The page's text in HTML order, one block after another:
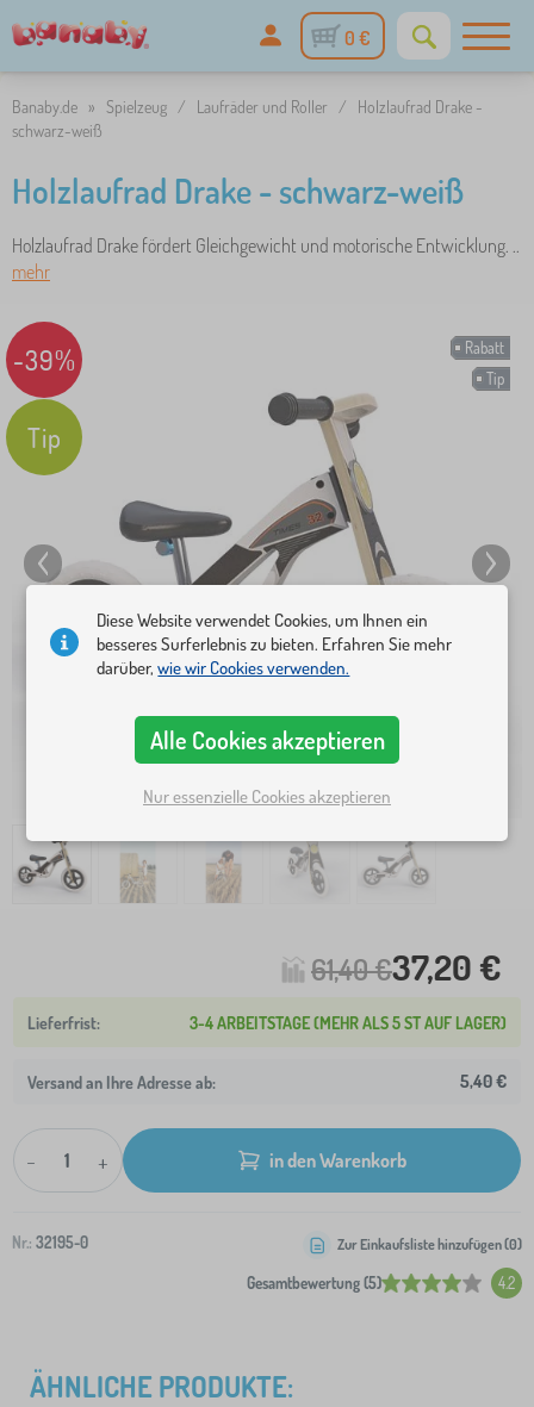
0 €
Banaby.de » Spielzeug / Laufräder und Roller /
Holzlaufrad Drake -
schwarz-weiß
Holzlaufrad Drake - schwarz-weiß
Holzlaufrad Drake fördert Gleichgewicht und motorische Entwicklung. ..
mehr
Rabatt
Tip
-39%
Tip
61,40 €37,20 €
3-4 ARBEITSTAGE (MEHR ALS 5 ST AUF LAGER)
Versand an Ihre Adresse ab: 5,40 €
- + in den Warenkorb
Nr.: 32195-0
Gesamtbewertung (5) 4.2
Zur Einkaufsliste hinzufügen (0)
ÄHNLICHE PRODUKTE:
Diese Website verwendet Cookies, um Ihnen ein
besseres Surferlebnis zu bieten. Erfahren Sie mehr
darüber,wie wir Cookies verwenden.
Alle Cookies akzeptieren
Nur essenzielle Cookies akzeptieren